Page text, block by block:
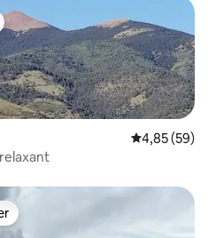
4,85 de
4,85 (59)
viatgers